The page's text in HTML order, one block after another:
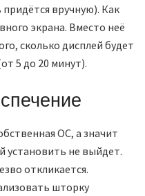
вручную). Как
экрана. Вместо неё
сколько дисплей будет
5 до 20 минут).
ОС, а значит
установить не выйдет.
откликается.
шторку